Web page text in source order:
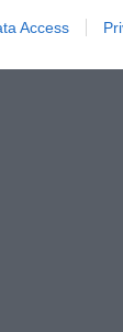
Access